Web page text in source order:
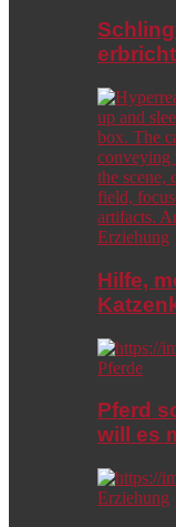
Erziehung
Hilfe,
Pferde
Pferd
will es
Erziehung